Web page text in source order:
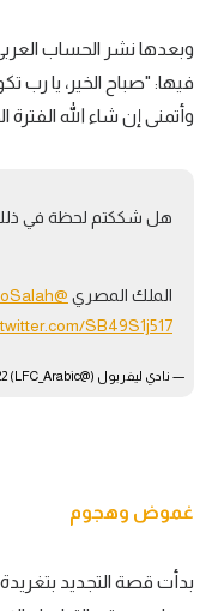
وبعدها نشر الحساب
فيها: "صباح الخير، يا رب
وأتمنى إن شاء الله
هل شككتم لحظة في
الملك المصري @MoSalah
SB49S1j517
— نادي ليفربول (@LFC_Arabic)
غموض وهجوم
بدأت قصة التجديد